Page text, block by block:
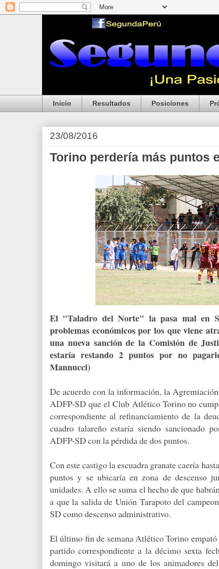
Inicio Resultados Posiciones
23/08/2016
Torino perdería más puntos
El "Taladro del Norte" la pasa mal en
problemas económicos por los que viene
una nueva sanción de la Comisión de
estaría restando 2 puntos por no
Mannucci)
De acuerdo con la información, la
ADFP-SD que el Club Atlético Torino no
correspondiente al refinanciamiento de la
cuadro talareño estaría siendo sancionado
ADFP-SD con la pérdida de dos puntos.
Con este castigo la escuadra granate caería
puntos y se ubicaría en zona de descenso
unidades. A ello se suma el hecho de que
a que la salida de Unión Tarapoto del
SD como descenso administrativo.
El último fin de semana Atlético Torino
partido correspondiente a la décimo sexta
domingo visitará a uno de los animadores